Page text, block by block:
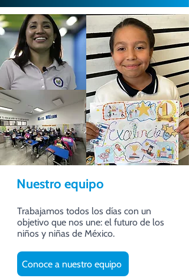
Nuestro equipo
Trabajamos todos los días con un
objetivo que nos une: el futuro de los
niños y niñas de México.
Conoce a nuestro equipo